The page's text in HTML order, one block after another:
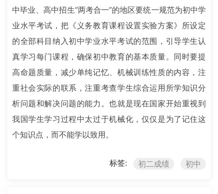
中毕业、高中招生“两考合一”的地区要统一规范为初中学
业水平考试，把《义务教育课程设置实验方案》所设定
的全部科目纳入初中学业水平考试的范围，引导学生认
真学习每门课程，确保初中教育的基本质量。同时要提
高命题质量，减少单纯记忆、机械训练性质的内容，注
重社会实际的联系，注重考查学生综合运用所学知识分
析问题和解决问题的能力。也就是现在国家开始重视到
我国学生学习过程中太过于机械化，仅仅是为了记住这
个知识点，而不能学以致用。
标签: 初二成绩 初中